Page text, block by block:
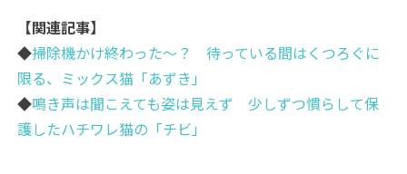
【関連記事】
◆掃除機かけ終わった～？ 待っている間はくつろぐに
限る、ミックス猫「あずき」
◆鳴き声は聞こえても姿は見えず 少しずつ慣らして保
護したハチワレ猫の「チビ」